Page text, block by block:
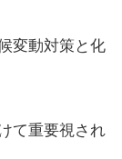
変動対策と化
て重要視され